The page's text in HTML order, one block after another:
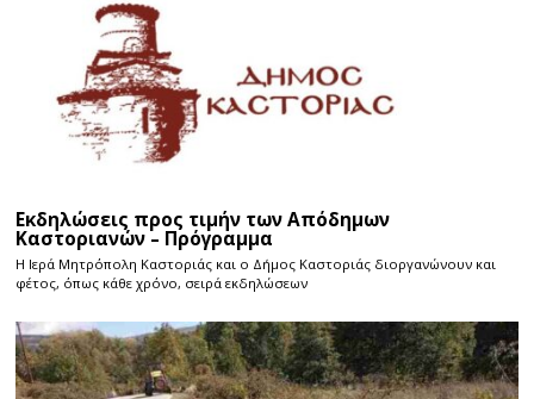
Εκδηλώσεις προς τιμήν των Απόδημων
Καστοριανών – Πρόγραμμα
Η Ιερά Μητρόπολη Καστοριάς και ο Δήμος Καστοριάς διοργανώνουν και
φέτος, όπως κάθε χρόνο, σειρά εκδηλώσεων